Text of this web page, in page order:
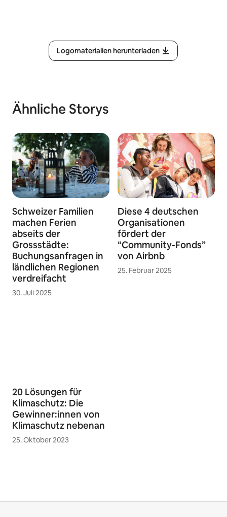
Logomaterialien herunterladen
Ähnliche Storys
Schweizer Familien
machen Ferien
abseits der
Grossstädte:
Buchungsanfragen in
ländlichen Regionen
verdreifacht
30. Juli 2025
Diese 4 deutschen
Organisationen
fördert der
“Community-Fonds”
von Airbnb
25. Februar 2025
20 Lösungen für
Klimaschutz: Die
Gewinner:innen von
Klimaschutz nebenan
25. Oktober 2023